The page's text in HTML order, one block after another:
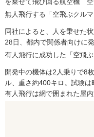
無人飛行する「空飛ぶクル
同社によると、人を乗せた
28日、都内で関係者向けに
有人飛行に成功した「空飛
開発中の機体は2人乗りで8
ル、重さ約400キロ。試験は
有人飛行は網で囲まれた屋内